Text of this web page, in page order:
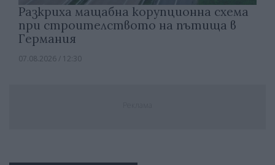
Разкриха мащабна корупционна схема
при строителството на пътища в
Германия
07.08.2026 / 12:30